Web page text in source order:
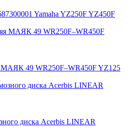
Yamaha YZ250F YZ450F
МАЯК 49 WR250F–WR450F YZ125
диска Acerbis LINEAR